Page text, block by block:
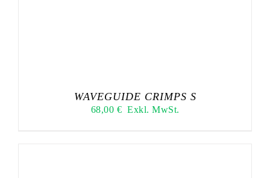
WAVEGUIDE CRIMPS S
68,00 € Exkl. MwSt.